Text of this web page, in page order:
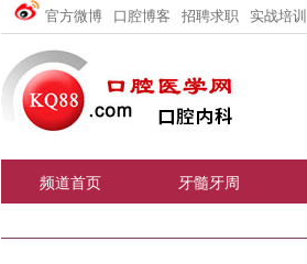
官方微博 口腔博客 招聘求职 实战培训
频道首页 牙髓牙周